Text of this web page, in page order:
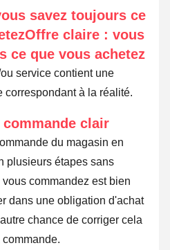
savez toujours ce
claire : vous
ce que vous achetez
service contient une
correspondant à la réalité.
clair
du magasin en
plusieurs étapes sans
commandez est bien
dans une obligation d'achat
chance de corriger cela